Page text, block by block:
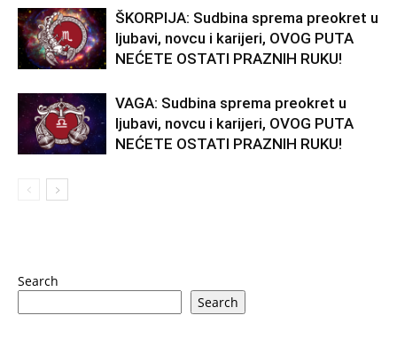
ŠKORPIJA: Sudbina sprema preokret u
ljubavi, novcu i karijeri, OVOG PUTA
NEĆETE OSTATI PRAZNIH RUKU!
VAGA: Sudbina sprema preokret u
ljubavi, novcu i karijeri, OVOG PUTA
NEĆETE OSTATI PRAZNIH RUKU!
Search
Search